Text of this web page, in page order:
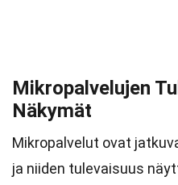
Mikropalvelujen
Näkymät
Mikropalvelut ovat
ja niiden tulevaisuus